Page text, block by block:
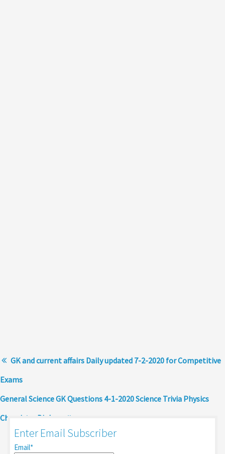
GK and current affairs Daily updated 7-2-2020 for Competitive
Exams
General Science GK Questions 4-1-2020 Science Trivia Physics
Chemistry Biology
Enter Email Subscriber
Email*